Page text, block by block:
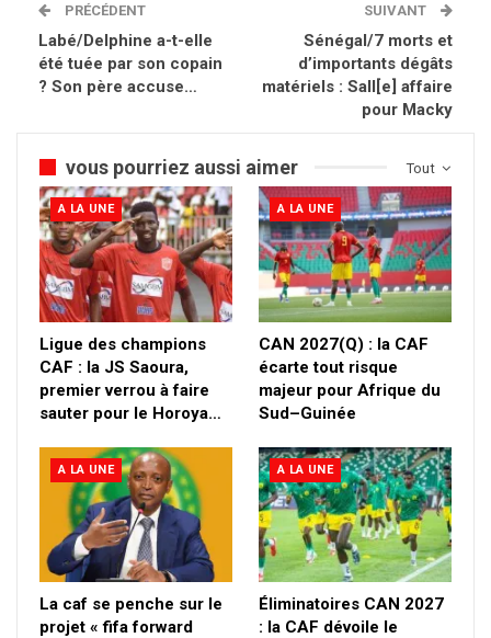
PRÉCÉDENT
Labé/Delphine a-t-elle
été tuée par son copain
? Son père accuse…
SUIVANT
Sénégal/7 morts et
d’importants dégâts
matériels : Sall[e] affaire
pour Macky
Tout
vous pourriez aussi aimer
A LA UNE
Ligue des champions
CAF : la JS Saoura,
premier verrou à faire
sauter pour le Horoya…
A LA UNE
CAN 2027(Q) : la CAF
écarte tout risque
majeur pour Afrique du
Sud–Guinée
A LA UNE
La caf se penche sur le
projet « fifa forward
A LA UNE
Éliminatoires CAN 2027
: la CAF dévoile le